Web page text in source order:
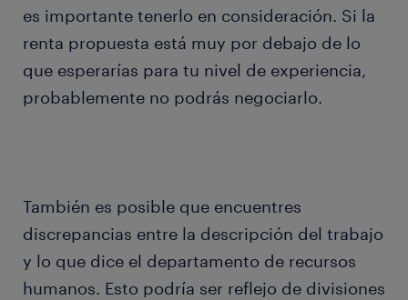
es importante tenerlo en consideración. Si la
renta propuesta está muy por debajo de lo
que esperarías para tu nivel de experiencia,
probablemente no podrás negociarlo.
También es posible que encuentres
discrepancias entre la descripción del trabajo
y lo que dice el departamento de recursos
humanos. Esto podría ser reflejo de divisiones